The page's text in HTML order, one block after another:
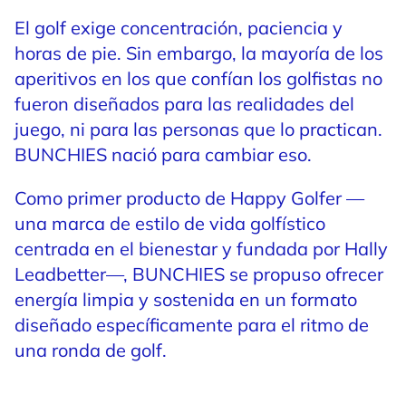
El golf exige concentración, paciencia y
horas de pie. Sin embargo, la mayoría de los
aperitivos en los que confían los golfistas no
fueron diseñados para las realidades del
juego, ni para las personas que lo practican.
BUNCHIES nació para cambiar eso.
Como primer producto de Happy Golfer —
una marca de estilo de vida golfístico
centrada en el bienestar y fundada por Hally
Leadbetter—, BUNCHIES se propuso ofrecer
energía limpia y sostenida en un formato
diseñado específicamente para el ritmo de
una ronda de golf.